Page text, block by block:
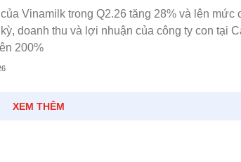
Vinamilk trong Q2.26 tăng 28% và lên mức
doanh thu và lợi nhuận của công ty con tại
200%
XEM THÊM